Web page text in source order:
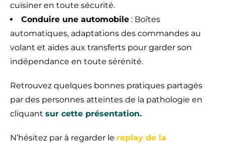
cuisiner en toute sécurité.
Conduire une automobile : Boîtes
automatiques, adaptations des commandes au
volant et aides aux transferts pour garder son
indépendance en toute sérénité.
Retrouvez quelques bonnes pratiques partagés
par des personnes atteintes de la pathologie en
cliquant sur cette présentation.
N’hésitez par à regarder le replay de la